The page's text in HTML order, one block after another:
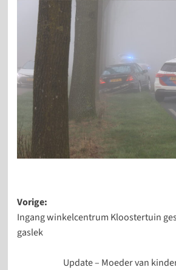
Bericht
navigatie
Vorige:
Ingang winkelcentrum Kloostertuin
gaslek
Update – Moeder van